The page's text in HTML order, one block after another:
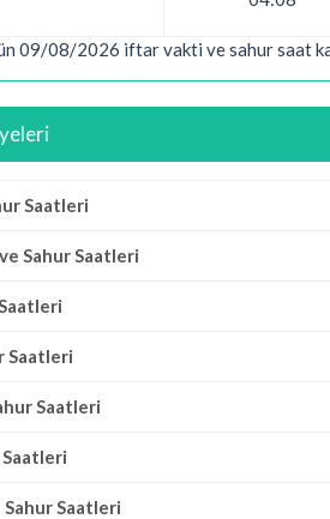
09/08/2026 iftar vakti ve sahur saat
Saatleri
Sahur Saatleri
Saatleri
Saatleri
Saatleri